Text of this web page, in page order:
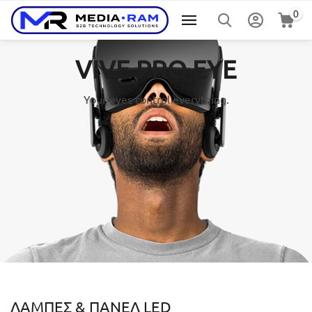
0
VIVE PRO EYE
Your eyes control everything.
ΛΆΜΠΕΣ & ΠΆΝΕΛ LED